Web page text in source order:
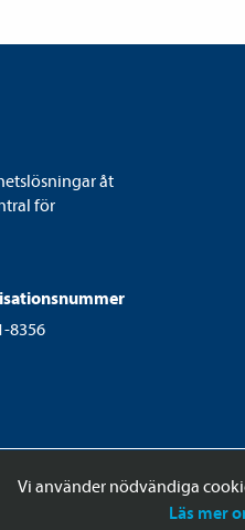
Vi använder nödvändiga
Läs mer
åt
för
8356